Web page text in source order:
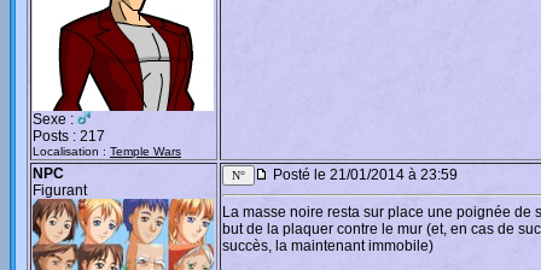
Sexe :
Posts : 217
Localisation : Temple Wars
NPC
Figurant
Posté le 21/01/2014 à 23:59
La masse noire resta sur place une poignée
but de la plaquer contre le mur (et, en cas de
succès, la maintenant immobile)